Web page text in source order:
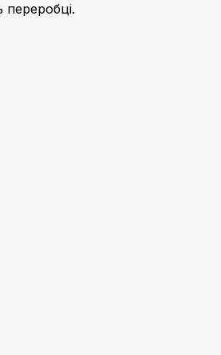
переробці.